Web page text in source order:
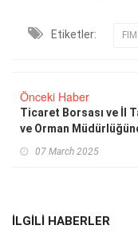
Etiketler:
Önceki Haber
Ticaret Borsası ve İl
ve Orman
önemli toplantı
07 March 2025
İLGILI HABERLER